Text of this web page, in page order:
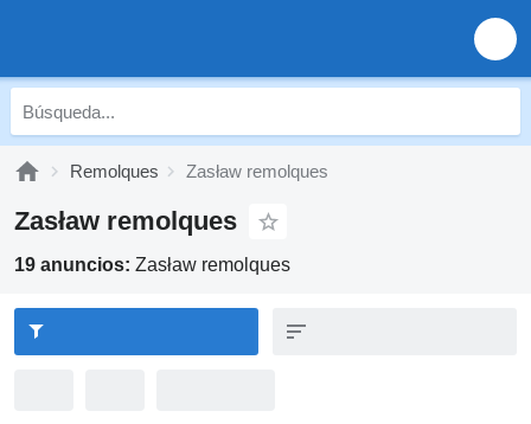
Remolques Zasław remolques
Zasław remolques
19 anuncios: Zasław remolques